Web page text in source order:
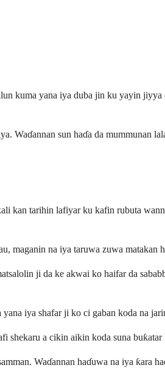
kuma yana iya duba jin ku yayin jiyya
Waɗannan sun haɗa da mummunan
kan tarihin lafiyar ku kafin rubuta
maganin na iya taruwa zuwa matakan
ji da ke akwai ko haifar da
iya shafar ji ko ci gaban koda na
shekaru a cikin aikin koda suna
Waɗannan haɗuwa na iya ƙara